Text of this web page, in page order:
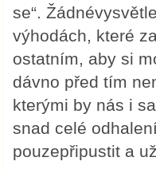
se“.
výhodách, které
ostatním, aby si
dávno před tím
kterými by nás i
snad celé
pouzepřipustit a